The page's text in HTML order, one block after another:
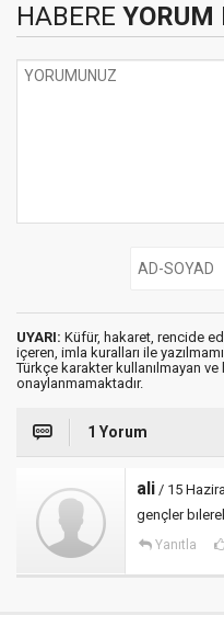
HABERE YORUM
UYARI: Küfür, hakaret, rencide
içeren, imla kuralları ile
Türkçe karakter kullanılmayan
onaylanmamaktadır.
1 Yorum
ali / 15
gençler
Yanıtla